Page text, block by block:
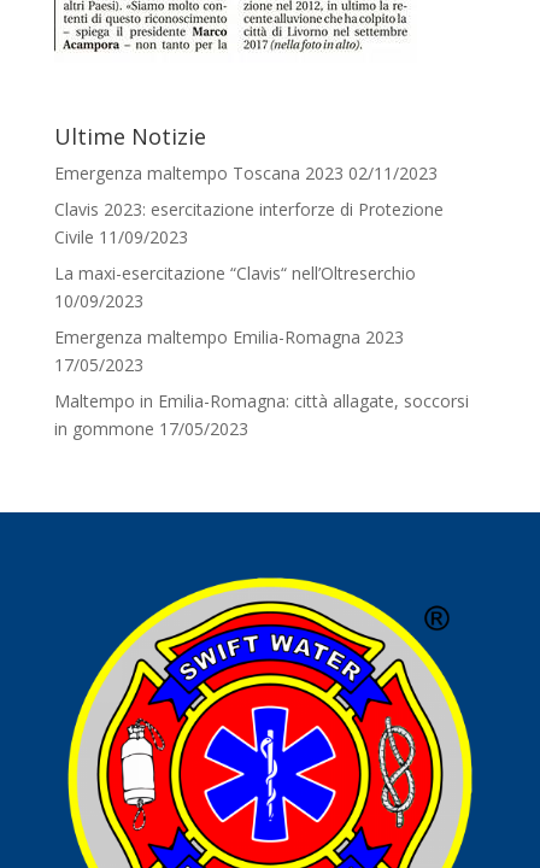
Ultime Notizie
Emergenza maltempo Toscana 2023 02/11/2023
Clavis 2023: esercitazione interforze di Protezione
Civile 11/09/2023
La maxi-esercitazione “Clavis“ nell’Oltreserchio
10/09/2023
Emergenza maltempo Emilia-Romagna 2023
17/05/2023
Maltempo in Emilia-Romagna: città allagate, soccorsi
in gommone 17/05/2023